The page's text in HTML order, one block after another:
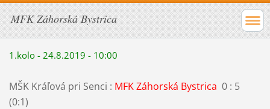
MFK Záhorská Bystrica
1.kolo - 24.8.2019 - 10:00
MŠK Kráľová pri Senci : MFK Záhorská Bystrica 0 : 5
(0:1)